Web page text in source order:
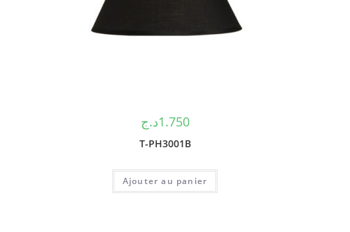
1.750د.ج
T-PH3001B
Ajouter au panier